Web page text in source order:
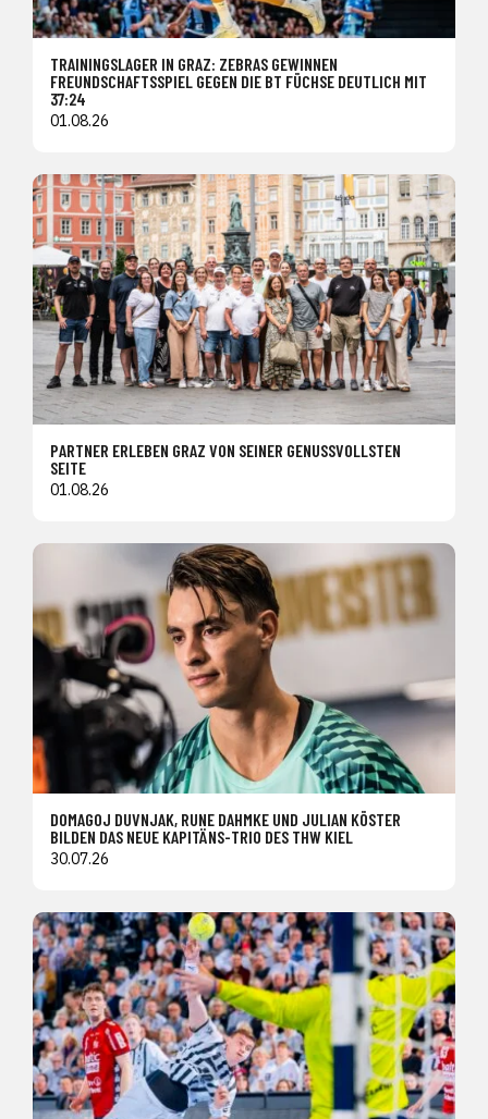
TRAININGSLAGER IN GRAZ: ZEBRAS GEWINNEN
FREUNDSCHAFTSSPIEL GEGEN DIE BT FÜCHSE DEUTLICH MIT
37:24
01.08.26
PARTNER ERLEBEN GRAZ VON SEINER GENUSSVOLLSTEN
SEITE
01.08.26
DOMAGOJ DUVNJAK, RUNE DAHMKE UND JULIAN KÖSTER
BILDEN DAS NEUE KAPITÄNS-TRIO DES THW KIEL
30.07.26